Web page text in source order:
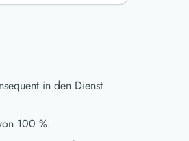
in den Dienst
100 %.